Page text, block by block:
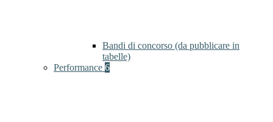
Bandi di concorso (da pubblicare in
tabelle)
Performance 6